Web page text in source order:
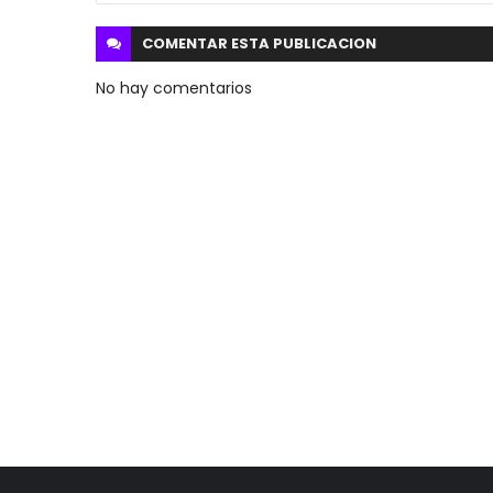
COMENTAR ESTA PUBLICACION
No hay comentarios